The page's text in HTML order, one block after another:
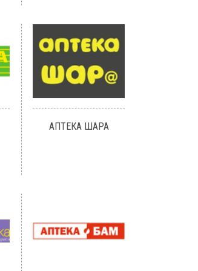
АПТЕКА ШАРА